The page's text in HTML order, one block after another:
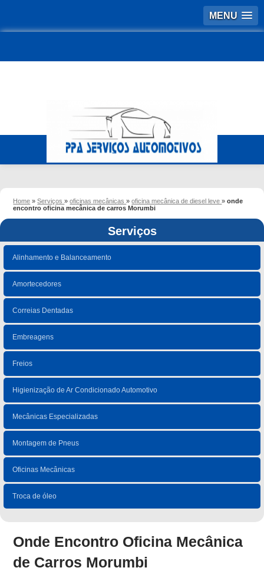
MENU
Home »Serviços»oficinas mecânicas»oficina mecânica de diesel leve»onde
encontro oficina mecânica de carros Morumbi
Serviços
Alinhamento e Balanceamento
Amortecedores
Correias Dentadas
Embreagens
Freios
Higienização de Ar Condicionado Automotivo
Mecânicas Especializadas
Montagem de Pneus
Oficinas Mecânicas
Troca de óleo
Onde Encontro Oficina Mecânica
de Carros Morumbi